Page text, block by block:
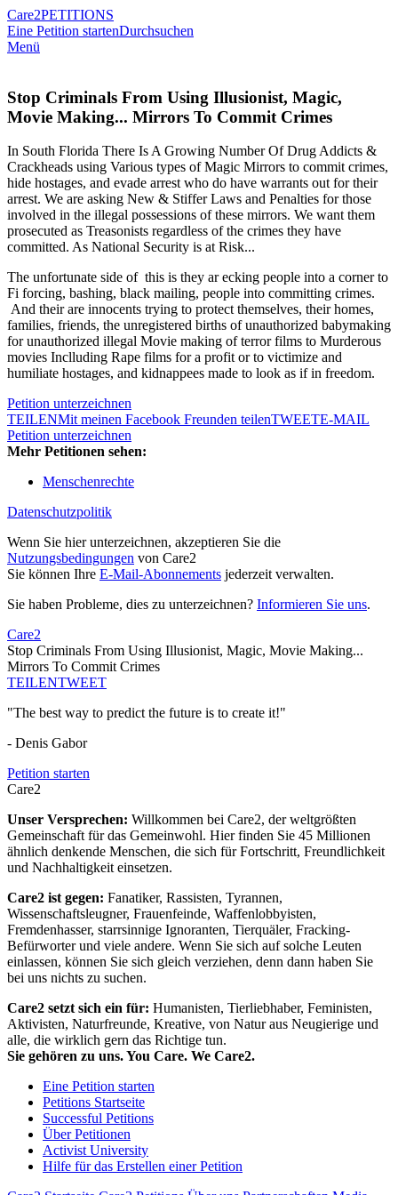
Care2PETITIONS
Eine Petition startenDurchsuchen
Menü
Stop Criminals From Using Illusionist, Magic,
Movie Making... Mirrors To Commit Crimes
In South Florida There Is A Growing Number Of Drug Addicts &
Crackheads using Various types of Magic Mirrors to commit crimes,
hide hostages, and evade arrest who do have warrants out for their
arrest. We are asking New & Stiffer Laws and Penalties for those
involved in the illegal possessions of these mirrors. We want them
prosecuted as Treasonists regardless of the crimes they have
committed. As National Security is at Risk...
The unfortunate side of this is they ar ecking people into a corner to
Fi forcing, bashing, black mailing, people into committing crimes.
And their are innocents trying to protect themselves, their homes,
families, friends, the unregistered births of unauthorized babymaking
for unauthorized illegal Movie making of terror films to Murderous
movies Inclluding Rape films for a profit or to victimize and
humiliate hostages, and kidnappees made to look as if in freedom.
Petition unterzeichnen
TEILENMit meinen Facebook Freunden teilenTWEETE-MAIL
Petition unterzeichnen
Mehr Petitionen sehen:
Menschenrechte
Datenschutzpolitik
Wenn Sie hier unterzeichnen, akzeptieren Sie die
Nutzungsbedingungen von Care2
Sie können Ihre E-Mail-Abonnements jederzeit verwalten.
Sie haben Probleme, dies zu unterzeichnen? Informieren Sie uns.
Care2
Stop Criminals From Using Illusionist, Magic, Movie Making...
Mirrors To Commit Crimes
TEILENTWEET
"The best way to predict the future is to create it!"
- Denis Gabor
Petition starten
Care2
Unser Versprechen: Willkommen bei Care2, der weltgrößten
Gemeinschaft für das Gemeinwohl. Hier finden Sie 45 Millionen
ähnlich denkende Menschen, die sich für Fortschritt, Freundlichkeit
und Nachhaltigkeit einsetzen.
Care2 ist gegen: Fanatiker, Rassisten, Tyrannen,
Wissenschaftsleugner, Frauenfeinde, Waffenlobbyisten,
Fremdenhasser, starrsinnige Ignoranten, Tierquäler, Fracking-
Befürworter und viele andere. Wenn Sie sich auf solche Leuten
einlassen, können Sie sich gleich verziehen, denn dann haben Sie
bei uns nichts zu suchen.
Care2 setzt sich ein für: Humanisten, Tierliebhaber, Feministen,
Aktivisten, Naturfreunde, Kreative, von Natur aus Neugierige und
alle, die wirklich gern das Richtige tun.
Sie gehören zu uns. You Care. We Care2.
Eine Petition starten
Petitions Startseite
Successful Petitions
Über Petitionen
Activist University
Hilfe für das Erstellen einer Petition